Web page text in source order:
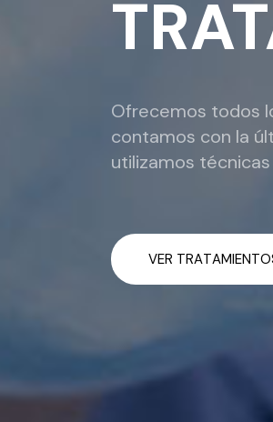
Ofrecemos todos
contamos con la
utilizamos
VER TRATAMIENTO